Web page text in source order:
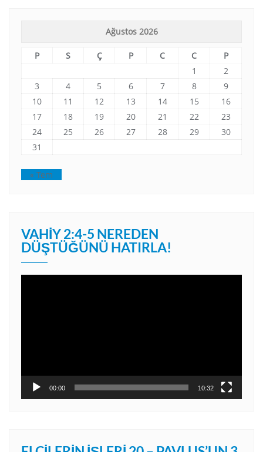
Ağustos 2026
P S Ç P C C
P
1
2
3
4 5 6 7 8
9
10
11 12 13 14 15
16
17
18 19 20 21 22
23
24
25 26 27 28 29
30
31
« Tem
VAHIY 2:4-5 NEREDEN
DÜŞTÜĞÜNÜ HATIRLA!
00:00 10:32